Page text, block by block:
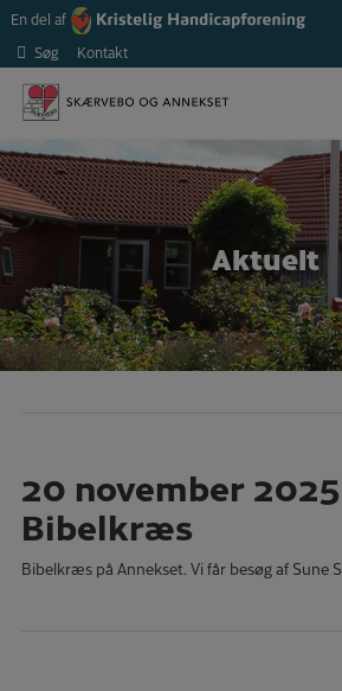
Hop
indholdet
En del af
Søg
Kontakt
Aktuelt
20 november
Bibelkræs
Bibelkræs på Annekset. Vi får besøg af Sune